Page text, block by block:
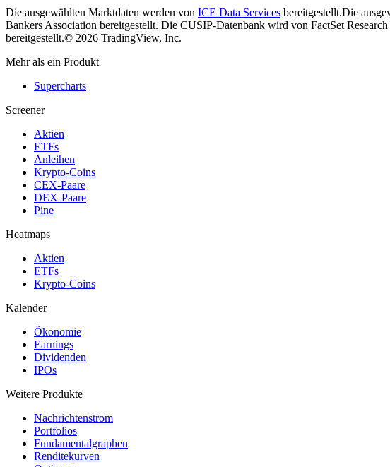
Die ausgewählten Marktdaten werden von ICE Data Services bereitgestellt.Die
Bankers Association bereitgestellt. Die CUSIP-Datenbank wird von FactSet
bereitgestellt.© 2026 TradingView, Inc.
Mehr als ein Produkt
Supercharts
Screener
Aktien
ETFs
Anleihen
Krypto-Coins
CEX-Paare
DEX-Paare
Pine
Heatmaps
Aktien
ETFs
Krypto-Coins
Kalender
Ökonomie
Earnings
Dividenden
IPOs
Weitere Produkte
Nachrichtenstrom
Portfolios
Fundamentalgraphen
Renditekurven